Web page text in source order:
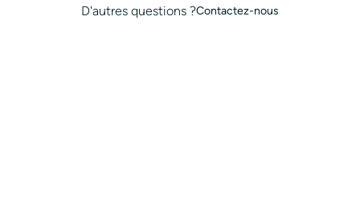
D'autres questions ?Contactez-nous